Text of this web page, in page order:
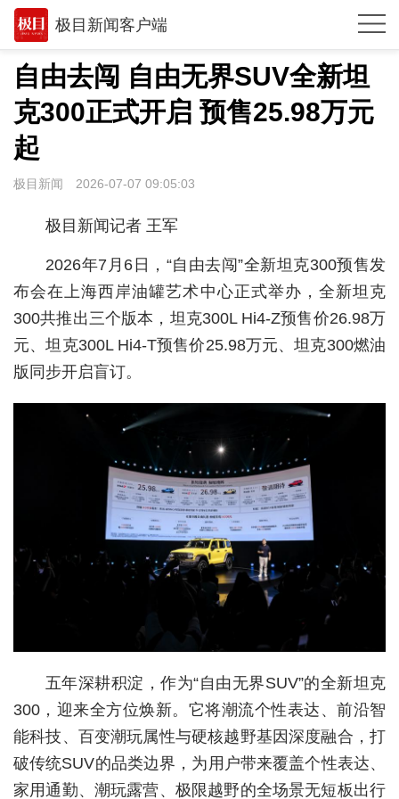
极目新闻客户端
推荐
体育
观点
时政
世相
环球
悠游
汽车
房产
消费
创意
自由去闯 自由无界SUV全新坦
克300正式开启 预售25.98万元
起
极目新闻 2026-07-07 09:05:03
极目新闻记者 王军
2026年7月6日，“自由去闯”全新坦克300预售发
布会在上海西岸油罐艺术中心正式举办，全新坦克
300共推出三个版本，坦克300L Hi4-Z预售价26.98万
元、坦克300L Hi4-T预售价25.98万元、坦克300燃油
版同步开启盲订。
五年深耕积淀，作为“自由无界SUV”的全新坦克
300，迎来全方位焕新。它将潮流个性表达、前沿智
能科技、百变潮玩属性与硬核越野基因深度融合，打
破传统SUV的品类边界，为用户带来覆盖个性表达、
家用通勤、潮玩露营、极限越野的全场景无短板出行